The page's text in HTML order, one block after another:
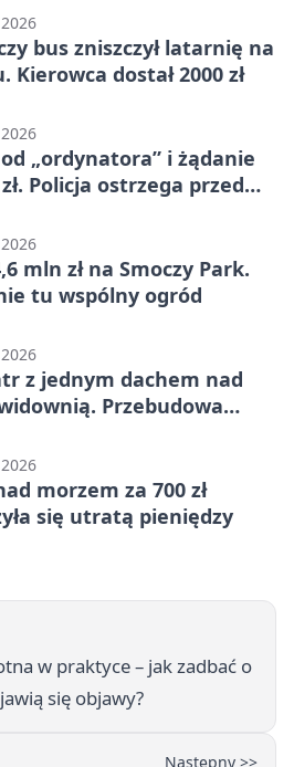
bus zniszczył latarnię na
Kierowca dostał 2000 zł
„ordynatora” i żądanie
Policja ostrzega przed
mln zł na Smoczy Park.
tu wspólny ogród
z jednym dachem nad
Przebudowa
morzem za 700 zł
się utratą pieniędzy
w praktyce – jak zadbać o
się objawy?
Następny >>